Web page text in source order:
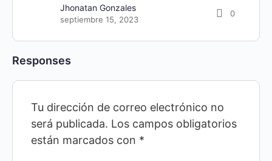
Jhonatan Gonzales
septiembre 15, 2023
0
Responses
Tu dirección de correo electrónico no
será publicada. Los campos obligatorios
están marcados con *